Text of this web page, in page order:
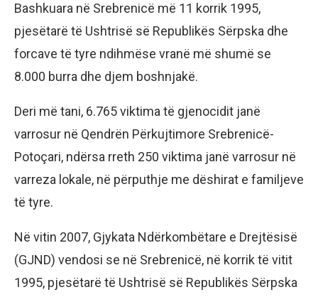
Bashkuara në Srebrenicë më 11 korrik 1995,
pjesëtarë të Ushtrisë së Republikës Sërpska dhe
forcave të tyre ndihmëse vranë më shumë se
8.000 burra dhe djem boshnjakë.
Deri më tani, 6.765 viktima të gjenocidit janë
varrosur në Qendrën Përkujtimore Srebrenicë-
Potoçari, ndërsa rreth 250 viktima janë varrosur në
varreza lokale, në përputhje me dëshirat e familjeve
të tyre.
Në vitin 2007, Gjykata Ndërkombëtare e Drejtësisë
(GJND) vendosi se në Srebrenicë, në korrik të vitit
1995, pjesëtarë të Ushtrisë së Republikës Sërpska